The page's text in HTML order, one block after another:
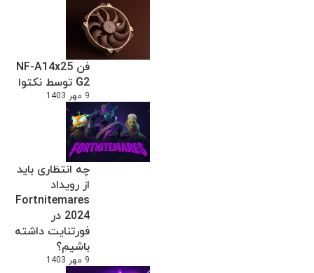
فن NF-A14x25
G2 توسط نکتوا
9 مهر 1403
چه انتظاری باید
از رویداد
Fortnitemares
2024 در
فورتنایت داشته
باشیم؟
9 مهر 1403